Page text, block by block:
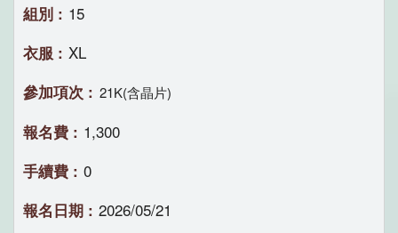
15
XL
21K(含晶片)
1,300
0
2026/05/21